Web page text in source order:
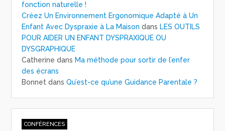
fonction naturelle !
Créez Un Environnement Ergonomique Adapté à Un
Enfant Avec Dyspraxie à La Maison dans LES OUTILS
POUR AIDER UN ENFANT DYSPRAXIQUE OU
DYSGRAPHIQUE
Catherine dans Ma méthode pour sortir de l’enfer
des écrans
Bonnet dansQu’est-ce qu’une Guidance Parentale ?
CONFÉRENCES